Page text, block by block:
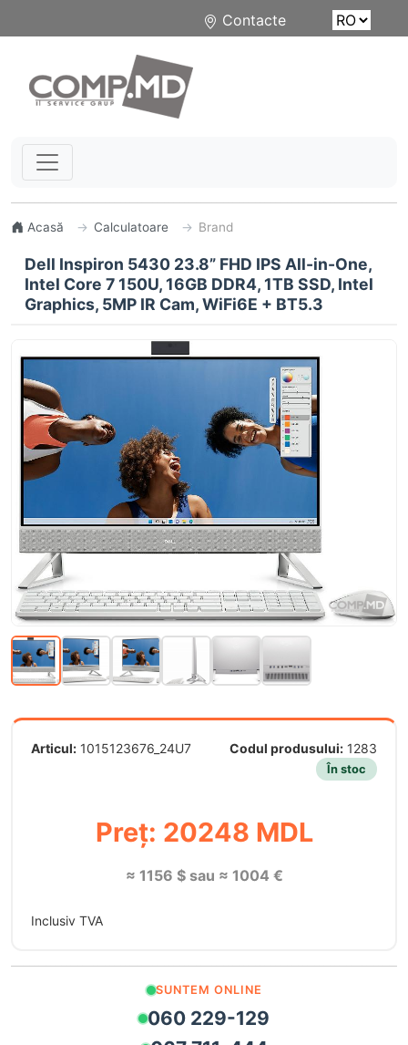
Contacte
Acasă Calculatoare Brand
Dell Inspiron 5430 23.8” FHD IPS All-in-One,
Intel Core 7 150U, 16GB DDR4, 1TB SSD, Intel
Graphics, 5MP IR Cam, WiFi6E + BT5.3
Articul: 1015123676_24U7 Codul produsului: 1283
În stoc
Preț: 20248 MDL
≈ 1156 $ sau ≈ 1004 €
Inclusiv TVA
SUNTEM ONLINE
060 229-129